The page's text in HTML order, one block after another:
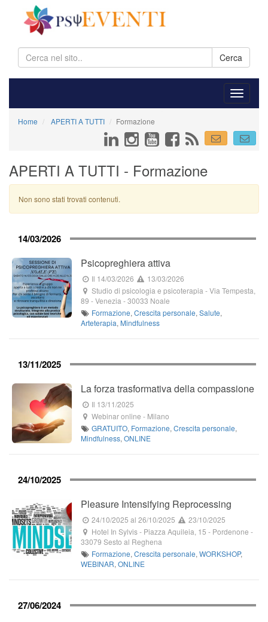
Cerca
Home APERTI A TUTTI Formazione
APERTI A TUTTI - Formazione
Non sono stati trovati contenuti.
14/03/2026
Psicopreghiera attiva
Il 14/03/2026
13/03/2026
Studio di psicologia e psicoterapia -Via Tempesta,
89 - Venezia -30033 Noale
Formazione,Crescita personale,Salute,
Arteterapia, Mindfulness
13/11/2025
La forza trasformativa della compassione
Il 13/11/2025
Webinar online - Milano
GRATUITO, Formazione,Crescita personale,
Mindfulness, ONLINE
24/10/2025
Pleasure Intensifying Reprocessing
24/10/2025 al 26/10/2025
23/10/2025
Hotel In Sylvis- Piazza Aquileia, 15 - Pordenone -
33079 Sesto al Reghena
Formazione,Crescita personale,WORKSHOP,
WEBINAR, ONLINE
27/06/2024